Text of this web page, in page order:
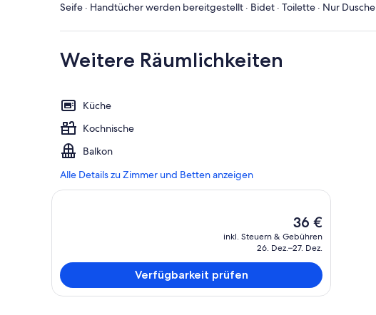
Seife · Handtücher werden bereitgestellt · Bidet · Toilette · Nur Dusche
Weitere Räumlichkeiten
Küche
Kochnische
Balkon
Alle Details zu Zimmer und Betten anzeigen
Der
aktuelle
Preis
36 €
inkl. Steuern & Gebühren
26. Dez.–27. Dez.
Verfügbarkeit prüfen